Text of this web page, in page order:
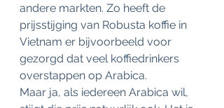
andere markten. Zo heeft de
prijsstijging van Robusta koffie in
Vietnam er bijvoorbeeld voor
gezorgd dat veel koffiedrinkers
overstappen op Arabica.
Maar ja, als iedereen Arabica wil,